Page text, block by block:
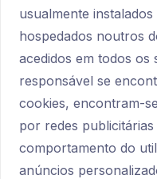
usualmente
hospedados noutros
acedidos em todos os
responsável se
cookies, encontram-
por redes
comportamento do
anúncios